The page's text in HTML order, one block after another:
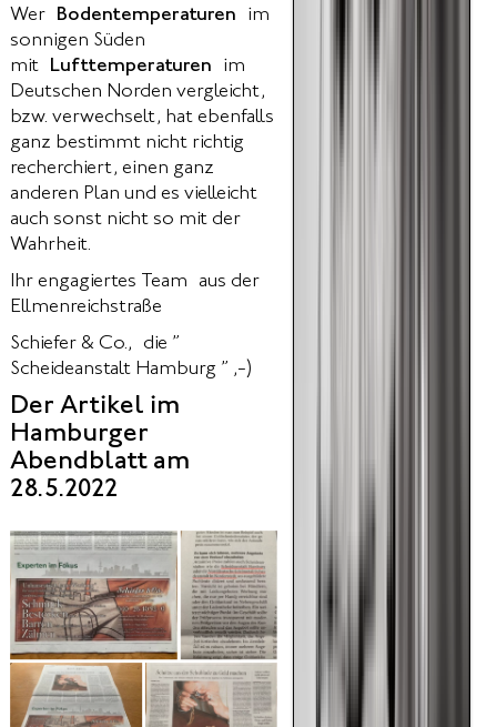
Wer
Bodentemperaturen im
sonnigen Süden
mit
Lufttemperaturen im
Deutschen Norden vergleicht,
bzw. verwechselt, hat ebenfalls
ganz bestimmt nicht richtig
recherchiert, einen ganz
anderen Plan und es vielleicht
auch sonst nicht so mit der
Wahrheit.
Ihr engagiertes Team aus der
Ellmenreichstraße
Schiefer & Co., die ”
Scheideanstalt Hamburg ” ,-)
Der Artikel im
Hamburger
Abendblatt am
28.5.2022